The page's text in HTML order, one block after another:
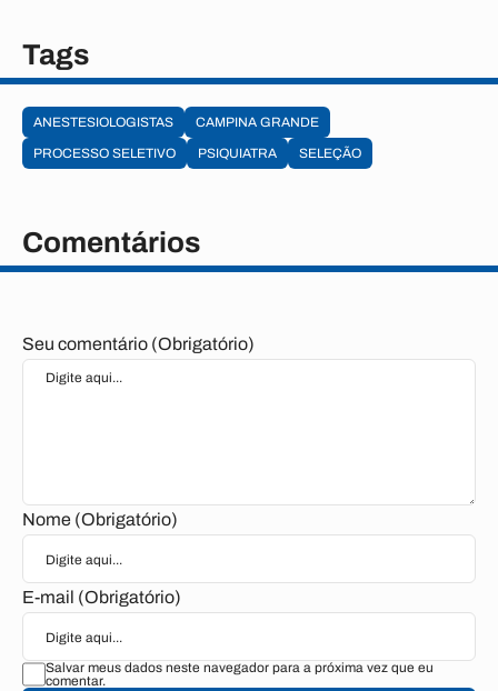
Tags
ANESTESIOLOGISTAS
CAMPINA GRANDE
PROCESSO SELETIVO
PSIQUIATRA SELEÇÃO
Comentários
Seu comentário (Obrigatório)
Nome (Obrigatório)
E-mail (Obrigatório)
Salvar meus dados neste navegador para a próxima vez que eu
comentar.